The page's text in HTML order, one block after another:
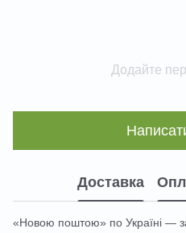
Додайте
Доставка
«Новою поштою» по Україні —